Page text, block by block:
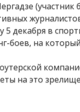
(участник
5 декабря в
боев, на
на это